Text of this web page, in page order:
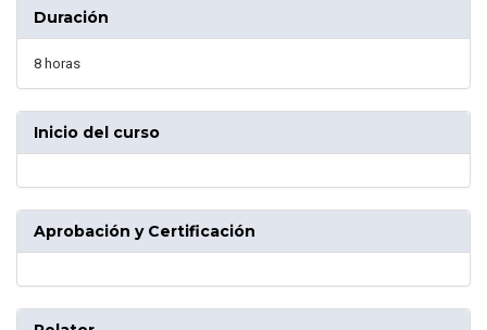
Duración
8 horas
Inicio del curso
Aprobación y Certificación